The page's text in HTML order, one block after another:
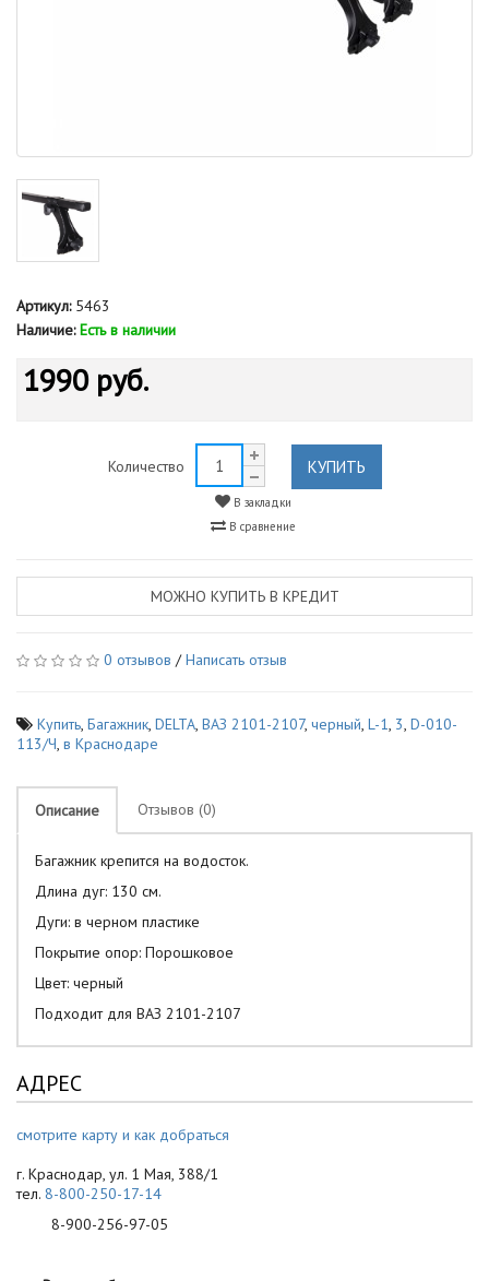
Артикул:5463
Наличие: Есть в наличии
1990 руб.
Количество КУПИТЬ
В закладки
В сравнение
МОЖНО КУПИТЬ В КРЕДИТ
0 отзывов /Написать отзыв
Купить, Багажник, DELTA, ВАЗ 2101-2107, черный, L-1, 3, D-010-
113/Ч, в Краснодаре
Описание Отзывов (0)
Багажник крепится на водосток.
Длина дуг: 130 см.
Дуги: в черном пластике
Покрытие опор: Порошковое
Цвет: черный
Подходит для ВАЗ 2101-2107
АДРЕС
смотрите карту и как добраться
г. Краснодар, ул. 1 Мая, 388/1
тел. 8-800-250-17-14
8-900-256-97-05